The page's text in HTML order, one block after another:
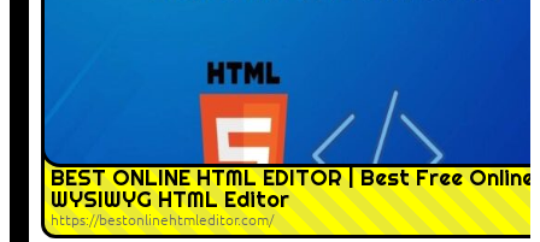
BEST ONLINE HTML EDITOR | Best Free Online
WYSIWYG HTML Editor
https://bestonlinehtmleditor.com/